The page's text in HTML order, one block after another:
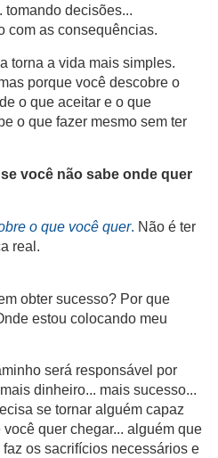
tomando decisões...
com as consequências.
torna a vida mais simples.
porque você descobre o
o que aceitar e o que
o que fazer mesmo sem ter
você não sabe onde quer
o que você quer. Não é ter
real.
obter sucesso? Por que
estou colocando meu
será responsável por
dinheiro... mais sucesso...
se tornar alguém capaz
quer chegar... alguém que
os sacrifícios necessários e